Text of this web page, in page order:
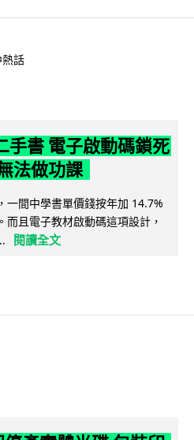
話
手書 電子啟動碼鎖死
法做功課
一間中學書單價錢按年加 14.7%
且電子教材啟動碼這項設計，
閱讀全文